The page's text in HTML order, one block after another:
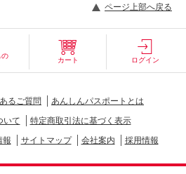
ページ上部へ戻る
の
カート ログイン
るご質問
あんしんパスポートとは
いて
特定商取引法に基づく表示
報 サイトマップ 会社案内 採用情報